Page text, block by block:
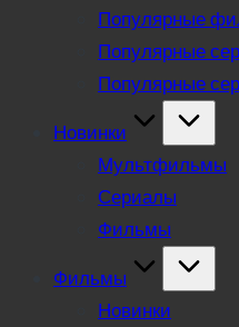
Популярные
Популярные
Популярные
Новинки
Мультфильмы
Сериалы
Фильмы
Фильмы
Новинки